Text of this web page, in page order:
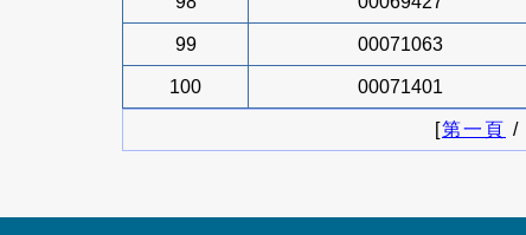
99 00071063
100 00071401
[第一頁 /